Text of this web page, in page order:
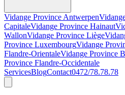
Vidange Province Antwerpen
CapitaleVidange Province Hainaut
WallonVidange Province Liège
Province LuxembourgVidange
Flandre-OrientaleVidange Province
Province Flandre-Occidentale
ServicesBlogContact0472/78.78.78